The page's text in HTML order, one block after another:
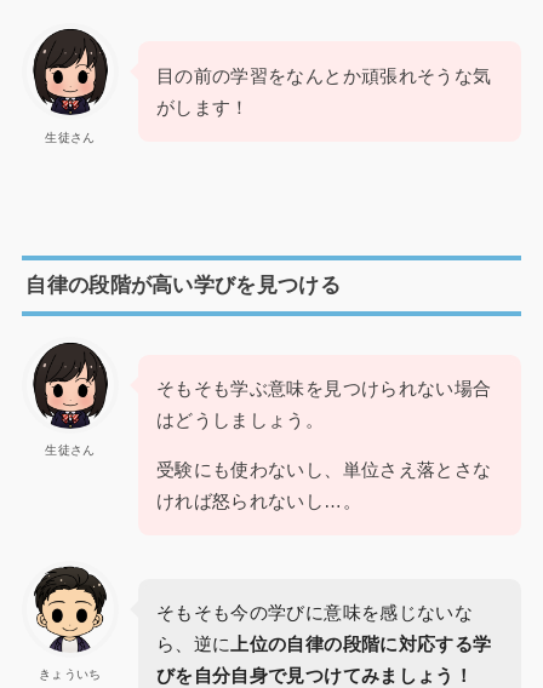
生徒さん
目の前の学習をなんとか頑張れそうな気
がします！
自律の段階が高い学びを見つける
生徒さん
そもそも学ぶ意味を見つけられない場合
はどうしましょう。
受験にも使わないし、単位さえ落とさな
ければ怒られないし…。
きょういち
そもそも今の学びに意味を感じないな
ら、逆に
上位の自律の段階に対応する学
びを自分自身で見つけてみましょう！